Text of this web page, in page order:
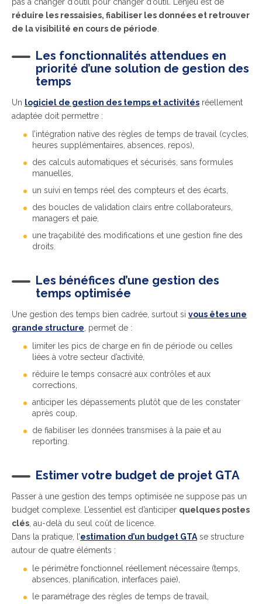
réduire les ressaisies, fiabiliser les données et retrouver
de la visibilité en cours de période
Les fonctionnalités attendues en
priorité d’une solution de gestion des
temps
Un logiciel de gestion des temps et activités réellement
adaptée doit permettre :
l’intégration native des règles de temps de travail (cycles,
heures supplémentaires, absences, repos),
des calculs automatiques et sécurisés, sans formules
manuelles,
un suivi en temps réel des compteurs et des écarts,
des boucles de validation clairs entre collaborateurs,
managers et paie,
une traçabilité des modifications et une gestion fine des
droits.
Les bénéfices d’une gestion des
temps optimisée
Une gestion des temps bien cadrée, surtout si vous êtes une
grande structure , permet de :
limiter les pics de charge en fin de période ou celles
liées à votre secteur d’activité,
réduire le temps consacré aux contrôles et aux
corrections,
anticiper les dépassements plutôt que de les constater
après coup,
de fiabiliser les données transmises à la paie et au
reporting.
Estimer votre budget de projet GTA
Passer à une gestion des temps optimisée ne suppose pas un
budget complexe. L’essentiel est d’anticiper quelques postes
clés , au-delà du seul coût de licence.
Dans la pratique, l’estimation d’un budget GTA se structure
autour de quatre éléments :
le périmètre fonctionnel réellement nécessaire (temps,
absences, planification, interfaces paie),
le paramétrage des règles de temps de travail,